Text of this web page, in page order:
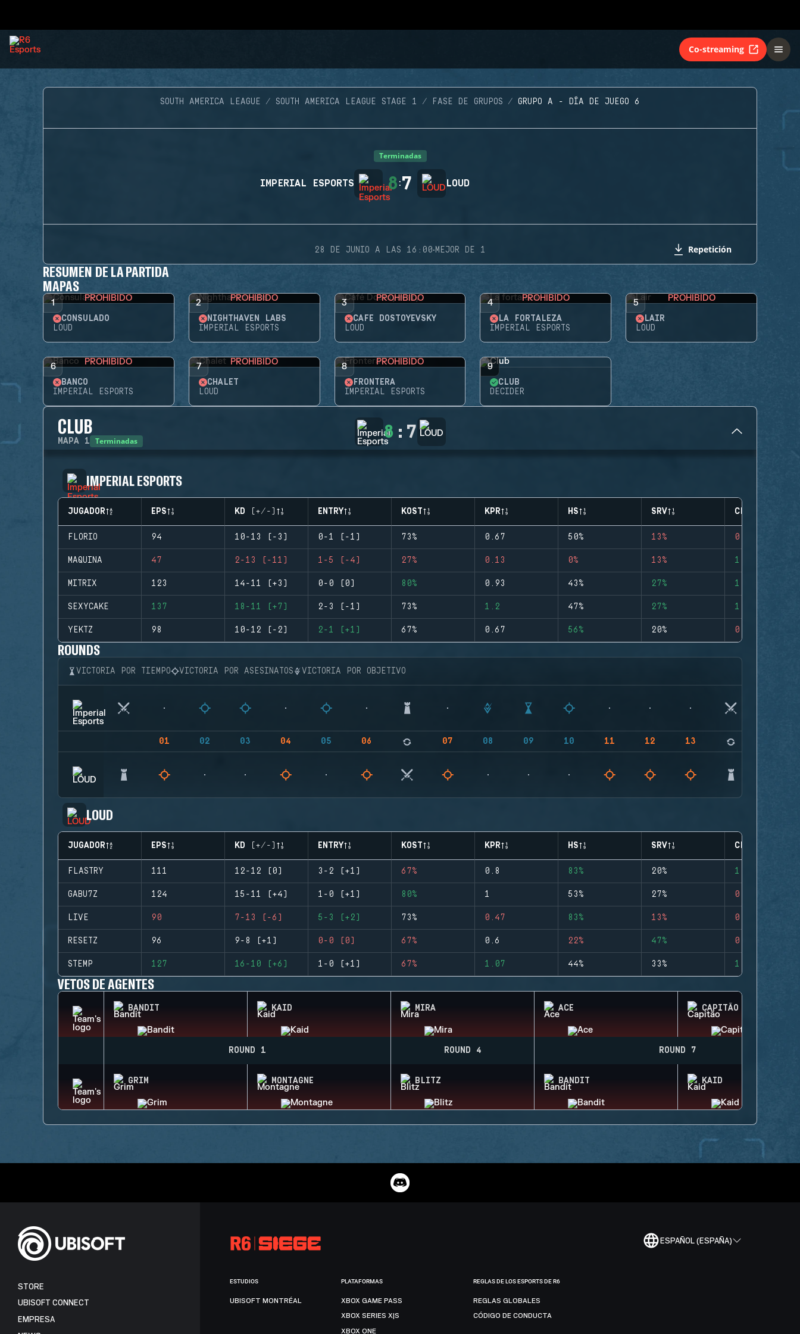
Co-streaming
SOUTH AMERICA LEAGUE SOUTH AMERICA LEAGUE STAGE 1 FASE DE GRUPOS GRUPO A - DÍA DE JUEGO 6
Terminadas
IMPERIAL ESPORTS 8 :7 LOUD
28 DE JUNIO A LAS 16:00·MEJOR DE 1 Repetición
RESUMEN DE LA PARTIDA
MAPAS
1 PROHIBIDO
CONSULADO
LOUD
2 PROHIBIDO
NIGHTHAVEN LABS
IMPERIAL ESPORTS
3 PROHIBIDO
CAFÉ DOSTOYEVSKY
LOUD
4 PROHIBIDO
LA FORTALEZA
IMPERIAL ESPORTS
5 PROHIBIDO
LAIR
LOUD
6 PROHIBIDO
BANCO
IMPERIAL ESPORTS
7 PROHIBIDO
CHALET
LOUD
8 PROHIBIDO
FRONTERA
IMPERIAL ESPORTS
9
CLUB
DECIDER
CLUB
MAPA 1 Terminadas 8 : 7
IMPERIAL ESPORTS
JUGADOR EPS KD (+/-) ENTRY KOST KPR HS SRV CLUTCHES
FLORIO 94 10-13 (-3) 0-1 (-1) 73% 0.67 50% 13% 0
MAQUINA 47 2-13 (-11) 1-5 (-4) 27% 0.13 0% 13% 1
MITRIX 123 14-11 (+3) 0-0 (0) 80% 0.93 43% 27% 1
SEXYCAKE 137 18-11 (+7) 2-3 (-1) 73% 1.2 47% 27% 1
YEKTZ 98 10-12 (-2) 2-1 (+1) 67% 0.67 56% 20% 0
ROUNDS
VICTORIA POR TIEMPO VICTORIA POR ASESINATOS VICTORIA POR OBJETIVO
01 02 03 04 05 06 07 08 09 10 11 12 13
LOUD
JUGADOR EPS KD (+/-) ENTRY KOST KPR HS SRV CLUTCHES
FLASTRY 111 12-12 (0) 3-2 (+1) 67% 0.8 83% 20% 1
GABU7Z 124 15-11 (+4) 1-0 (+1) 80% 1 53% 27% 0
LIVE 90 7-13 (-6) 5-3 (+2) 73% 0.47 83% 13% 0
RESETZ 96 9-8 (+1) 0-0 (0) 67% 0.6 22% 47% 0
STEMP 127 16-10 (+6) 1-0 (+1) 67% 1.07 44% 33% 1
VETOS DE AGENTES
BANDIT KAID MIRA ACE CAPITÃO
ROUND 1 ROUND 4 ROUND 7
GRIM MONTAGNE BLITZ BANDIT KAID
ESPAÑOL (ESPAÑA)
STORE
UBISOFT CONNECT
EMPRESA
ESTUDIOS
UBISOFT MONTRÉAL
PLATAFORMAS
XBOX GAME PASS
XBOX SERIES X|S
XBOX ONE
REGLAS DE LOS ESPORTS DE R6
REGLAS GLOBALES
CÓDIGO DE CONDUCTA